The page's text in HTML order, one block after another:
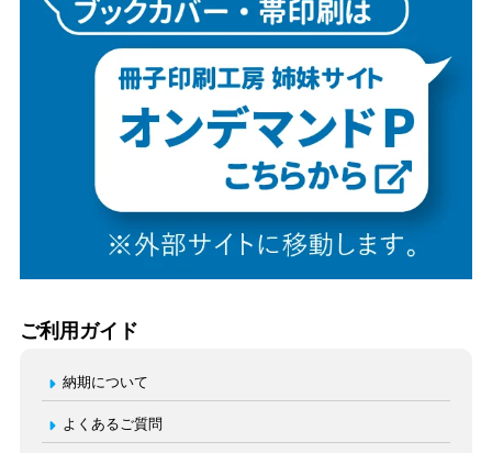
ご利用ガイド
納期について
よくあるご質問